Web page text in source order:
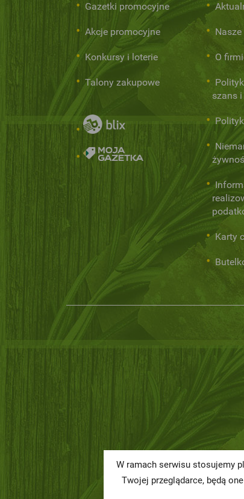
Gazetki promocyjne
Akcje promocyjne
Konkursy i loterie
Talony zakupowe
O
szans
Karty
W ramach serwisu stosujemy
Twojej przeglądarce, będą